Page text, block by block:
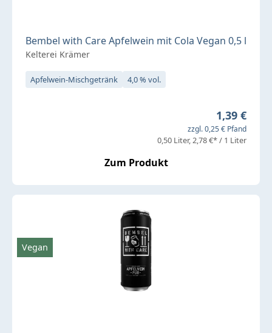
Bembel with Care Apfelwein mit Cola Vegan 0,5 l
Kelterei Krämer
Apfelwein-Mischgetränk 4,0 % vol.
Regulärer
1,39 €
zzgl. 0,25 € Pfand
0,50 Liter 2,78 €* / 1 Liter
Zum Produkt
Vegan